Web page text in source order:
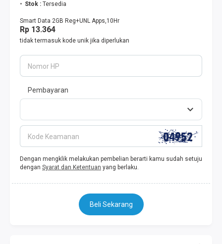
Stok : Tersedia
Smart Data 2GB Reg+UNL Apps,10Hr
Rp 13.364
tidak termasuk kode unik jika diperlukan
Nomor HP
Pembayaran
Kode Keamanan
Dengan mengklik melakukan pembelian berarti kamu sudah setuju
dengan Syarat dan Ketentuan yang berlaku.
Beli Sekarang